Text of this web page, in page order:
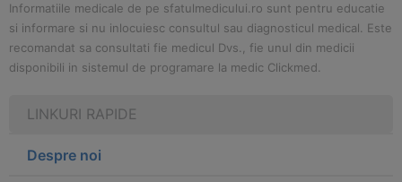
Informatiile medicale de pe sfatulmedicului.ro sunt pentru educatie
si informare si nu inlocuiesc consultul sau diagnosticul medical. Este
recomandat sa consultati fie medicul Dvs., fie unul din medicii
disponibili in sistemul de programare la medic Clickmed.
LINKURI RAPIDE
Despre noi